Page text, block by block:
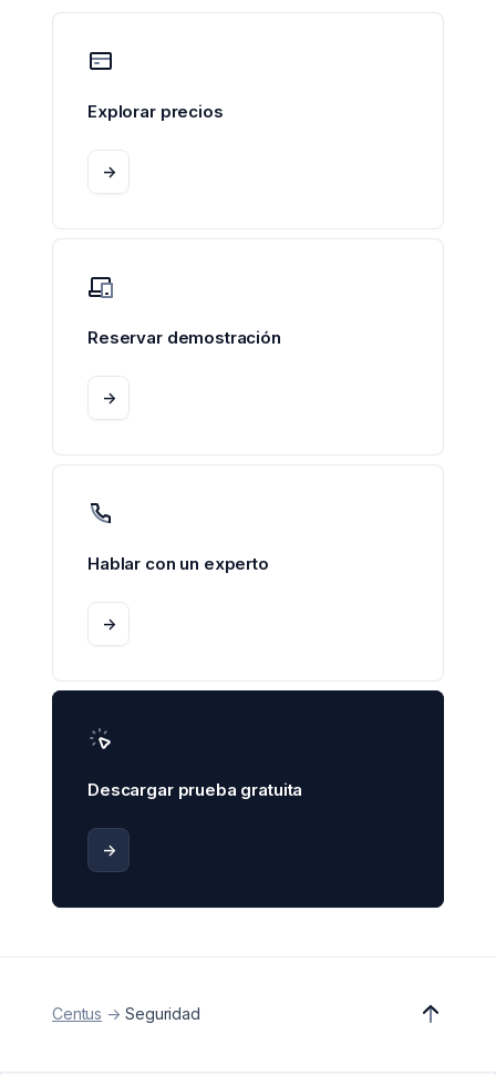
Explorar precios
->
Reservar demostración
->
Hablar con un experto
->
Descargar prueba gratuita
->
Centus -> Seguridad